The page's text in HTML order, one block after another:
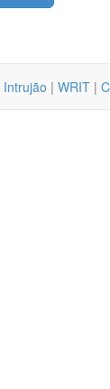
Intrujão | WRIT |